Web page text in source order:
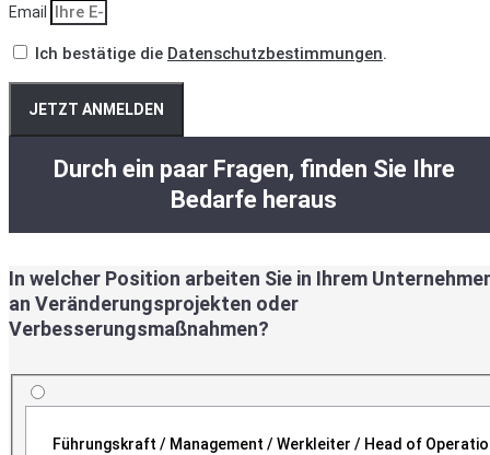
Email
Ich bestätige die Datenschutzbestimmungen.
JETZT ANMELDEN
Durch ein paar Fragen, finden Sie Ihre
Bedarfe heraus
In welcher Position arbeiten Sie in Ihrem
an Veränderungsprojekten oder
Verbesserungsmaßnahmen?
Führungskraft / Management / Werkleiter / Head of